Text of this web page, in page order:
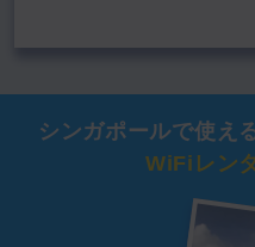
シンガポールで使え
WiFiレン